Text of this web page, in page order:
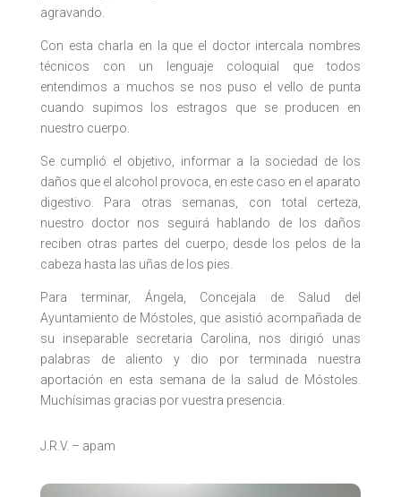
agravando.
Con esta charla en la que el doctor intercala nombres
técnicos con un lenguaje coloquial que todos
entendimos a muchos se nos puso el vello de punta
cuando supimos los estragos que se producen en
nuestro cuerpo.
Se cumplió el objetivo, informar a la sociedad de los
daños que el alcohol provoca, en este caso en el aparato
digestivo. Para otras semanas, con total certeza,
nuestro doctor nos seguirá hablando de los daños
reciben otras partes del cuerpo, desde los pelos de la
cabeza hasta las uñas de los pies.
Para terminar, Ángela, Concejala de Salud del
Ayuntamiento de Móstoles, que asistió acompañada de
su inseparable secretaria Carolina, nos dirigió unas
palabras de aliento y dio por terminada nuestra
aportación en esta semana de la salud de Móstoles.
Muchísimas gracias por vuestra presencia.
J.R.V. – apam